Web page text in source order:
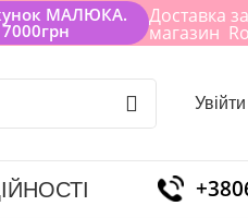
МАЛЮКА. Доставка
магазин